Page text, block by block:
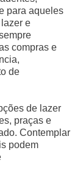
para aqueles
e
compras e
de
de lazer
praças e
Contemplar
podem